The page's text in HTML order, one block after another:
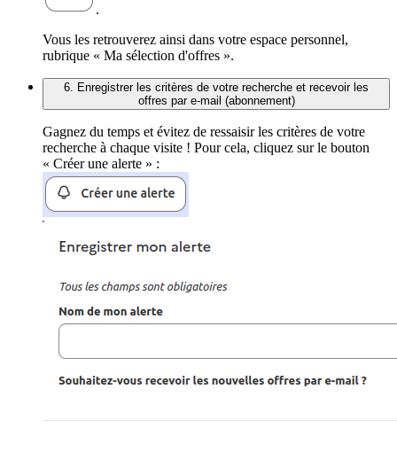
.
Vous les retrouverez ainsi dans votre espace personnel,
rubrique « Ma sélection d'offres ».
6. Enregistrer les critères de votre recherche et recevoir les
offres par e-mail (abonnement)
Gagnez du temps et évitez de ressaisir les critères de votre
recherche à chaque visite ! Pour cela, cliquez sur le bouton
« Créer une alerte » :